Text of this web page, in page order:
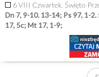
6 VIII Czwartek. Święto
Dn 7, 9-10. 13-14; Ps 97, 1-2.
17, 5c; Mt 17, 1-9;